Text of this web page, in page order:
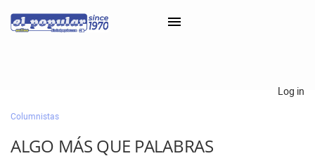
Classifieds
Categorías
Log in
Columnistas
ALGO MÁS QUE PALABRAS